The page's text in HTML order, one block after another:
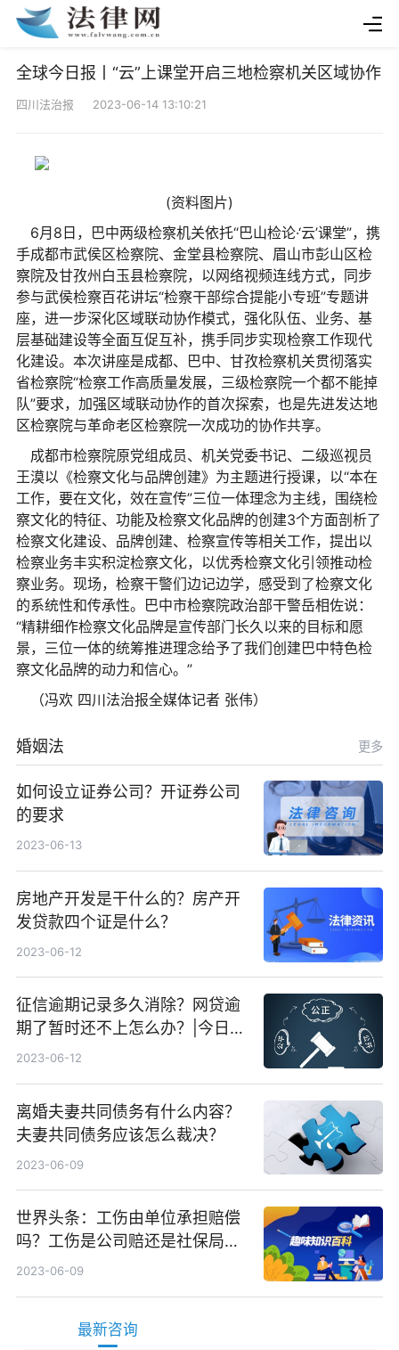
全球今日报丨“云”上课堂开启三地检察机关区域协作
四川法治报 2023-06-14 13:10:21
(资料图片)
6月8日，巴中两级检察机关依托“巴山检论·‘云’课堂”，携
手成都市武侯区检察院、金堂县检察院、眉山市彭山区检
察院及甘孜州白玉县检察院，以网络视频连线方式，同步
参与武侯检察百花讲坛“检察干部综合提能小专班”专题讲
座，进一步深化区域联动协作模式，强化队伍、业务、基
层基础建设等全面互促互补，携手同步实现检察工作现代
化建设。本次讲座是成都、巴中、甘孜检察机关贯彻落实
省检察院“检察工作高质量发展，三级检察院一个都不能掉
队”要求，加强区域联动协作的首次探索，也是先进发达地
区检察院与革命老区检察院一次成功的协作共享。
成都市检察院原党组成员、机关党委书记、二级巡视员
王漠以《检察文化与品牌创建》为主题进行授课，以“本在
工作，要在文化，效在宣传”三位一体理念为主线，围绕检
察文化的特征、功能及检察文化品牌的创建3个方面剖析了
检察文化建设、品牌创建、检察宣传等相关工作，提出以
检察业务丰实积淀检察文化，以优秀检察文化引领推动检
察业务。现场，检察干警们边记边学，感受到了检察文化
的系统性和传承性。巴中市检察院政治部干警岳相佐说：
“精耕细作检察文化品牌是宣传部门长久以来的目标和愿
景，三位一体的统筹推进理念给予了我们创建巴中特色检
察文化品牌的动力和信心。”
（冯欢 四川法治报全媒体记者 张伟）
婚姻法 更多
如何设立证券公司？开证券公司
的要求
2023-06-13
房地产开发是干什么的？房产开
发贷款四个证是什么？
2023-06-12
征信逾期记录多久消除？网贷逾
期了暂时还不上怎么办？|今日快
看
2023-06-12
离婚夫妻共同债务有什么内容？
夫妻共同债务应该怎么裁决？
2023-06-09
世界头条：工伤由单位承担赔偿
吗？工伤是公司赔还是社保局
赔？
2023-06-09
最新咨询